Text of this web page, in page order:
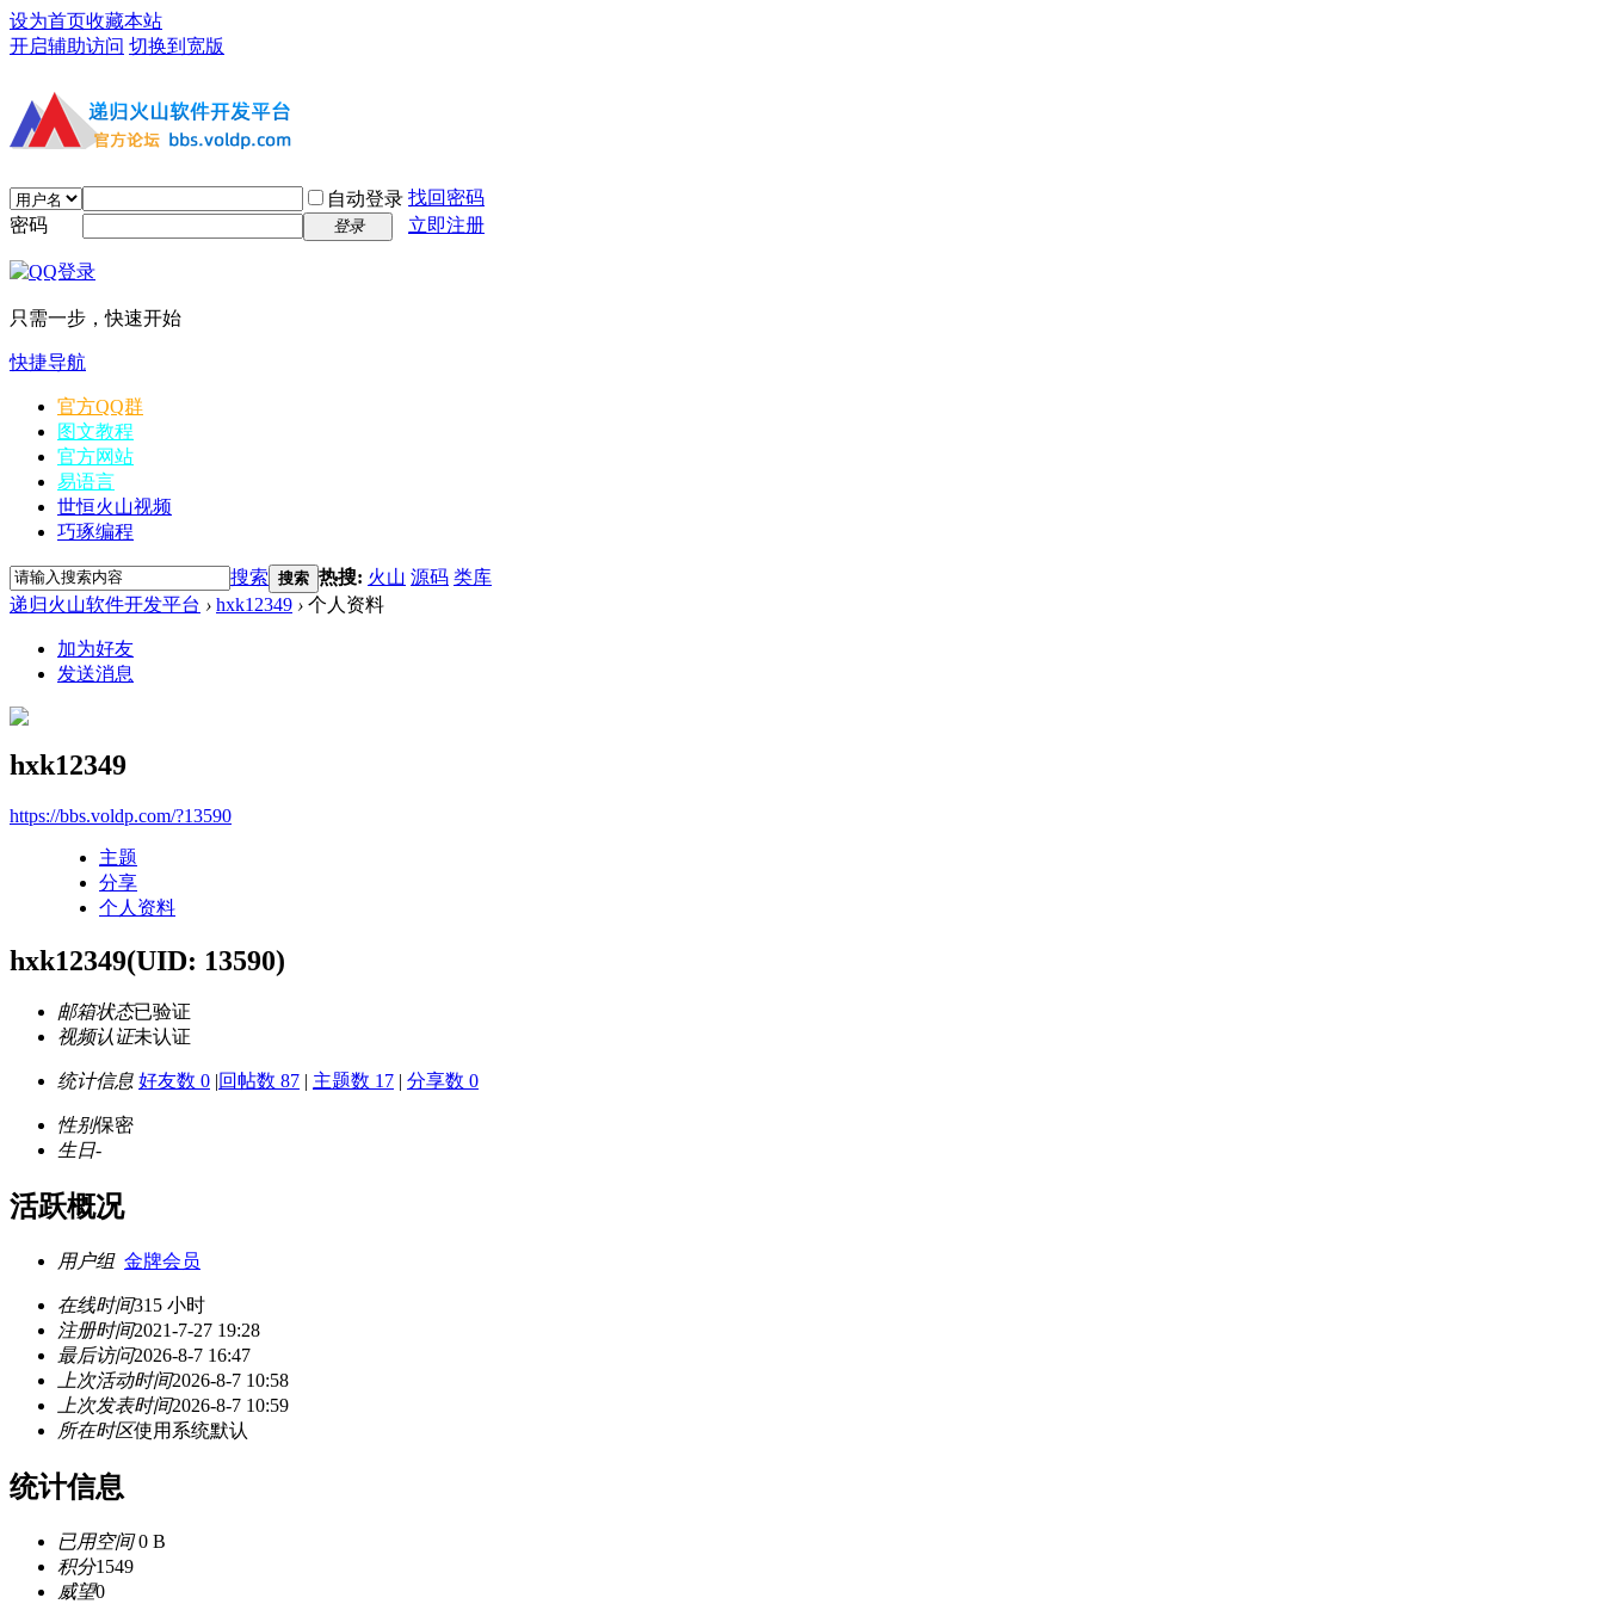
设为首页收藏本站
开启辅助访问 切换到宽版
自动登录 找回密码
密码
登录 立即注册
只需一步，快速开始
快捷导航
官方QQ群
图文教程
官方网站
易语言
世恒火山视频
巧琢编程
搜索 搜索 热搜: 火山 源码 类库
递归火山软件开发平台 › hxk12349 › 个人资料
加为好友
发送消息
hxk12349
https://bbs.voldp.com/?13590
主题
分享
个人资料
hxk12349(UID: 13590)
邮箱状态已验证
视频认证未认证
统计信息 好友数 0 |回帖数 87 | 主题数 17 | 分享数 0
性别保密
生日-
活跃概况
用户组 金牌会员
在线时间315 小时
注册时间2021-7-27 19:28
最后访问2026-8-7 16:47
上次活动时间2026-8-7 10:58
上次发表时间2026-8-7 10:59
所在时区使用系统默认
统计信息
已用空间0 B
积分1549
威望0